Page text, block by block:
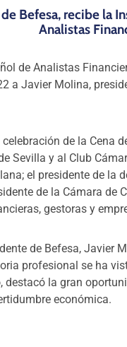
Befesa, recibe la
Analistas
de Analistas
a Javier Molina,
de la Cena
Sevilla y al Club
el presidente de la
de la Cámara de
gestoras y
de Befesa, Javier
profesional se ha
la gran
económica.